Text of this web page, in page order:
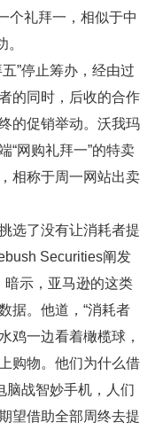
个礼拜一，相似于中
”停止筹办，经由过
的同时，后收的合作
的促销举动。沃我玛
“网购礼拜一”的特卖
相称于周一网站出卖
选了没有让消耗者提
Securities阐发
暗示，亚马逊的这类
据。他道，“消耗者
鸡一边看着橄榄球，
购物。他们为什么借
脑战智妙手机，人们
望借助全部周终去提